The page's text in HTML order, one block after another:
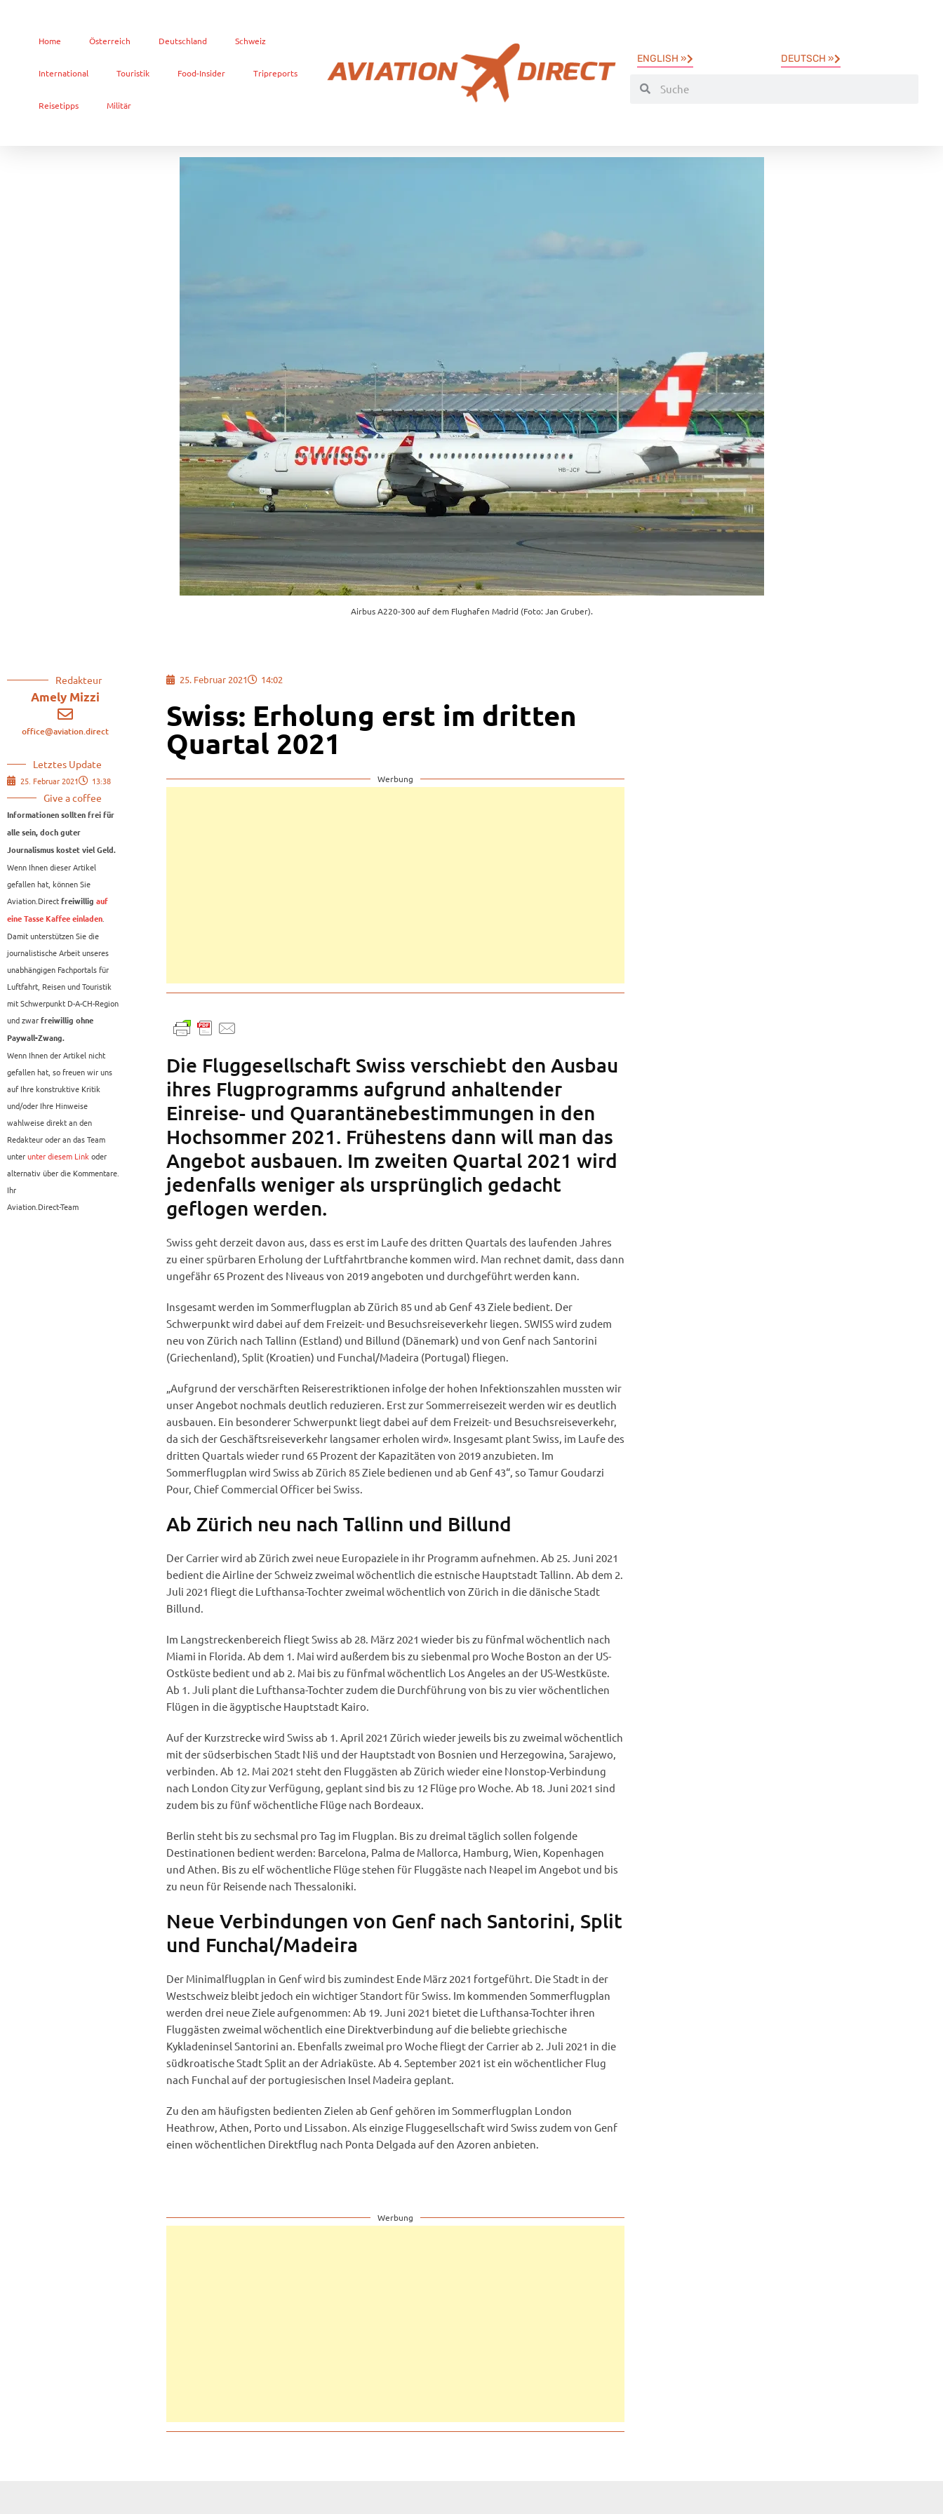
Home Österreich Deutschland Schweiz
International Touristik Food-Insider Tripreports
Reisetipps Militär
ENGLISH » DEUTSCH »
Airbus A220-300 auf dem Flughafen Madrid (Foto: Jan Gruber).
Redakteur
Amely Mizzi
office@aviation.direct
Letztes Update
25. Februar 2021 13:38
Give a coffee
Informationen sollten frei für
alle sein, doch guter
Journalismus kostet viel Geld.
Wenn Ihnen dieser Artikel
gefallen hat, können Sie
Aviation.Direct freiwillig auf
eine Tasse Kaffee einladen.
Damit unterstützen Sie die
journalistische Arbeit unseres
unabhängigen Fachportals für
Luftfahrt, Reisen und Touristik
mit Schwerpunkt D-A-CH-Region
und zwar freiwillig ohne
Paywall-Zwang.
Wenn Ihnen der Artikel nicht
gefallen hat, so freuen wir uns
auf Ihre konstruktive Kritik
und/oder Ihre Hinweise
wahlweise direkt an den
Redakteur oder an das Team
unterunter diesem Linkoder
alternativ über die Kommentare.
Ihr
Aviation.Direct-Team
25. Februar 2021 14:02
Swiss: Erholung erst im dritten
Quartal 2021
Werbung
Die Fluggesellschaft Swiss verschiebt den Ausbau
ihres Flugprogramms aufgrund anhaltender
Einreise- und Quarantänebestimmungen in den
Hochsommer 2021. Frühestens dann will man das
Angebot ausbauen. Im zweiten Quartal 2021 wird
jedenfalls weniger als ursprünglich gedacht
geflogen werden.
Swiss geht derzeit davon aus, dass es erst im Laufe des dritten Quartals des laufenden Jahres
zu einer spürbaren Erholung der Luftfahrtbranche kommen wird. Man rechnet damit, dass dann
ungefähr 65 Prozent des Niveaus von 2019 angeboten und durchgeführt werden kann.
Insgesamt werden im Sommerflugplan ab Zürich 85 und ab Genf 43 Ziele bedient. Der
Schwerpunkt wird dabei auf dem Freizeit- und Besuchsreiseverkehr liegen. SWISS wird zudem
neu von Zürich nach Tallinn (Estland) und Billund (Dänemark) und von Genf nach Santorini
(Griechenland), Split (Kroatien) und Funchal/Madeira (Portugal) fliegen.
„Aufgrund der verschärften Reiserestriktionen infolge der hohen Infektionszahlen mussten wir
unser Angebot nochmals deutlich reduzieren. Erst zur Sommerreisezeit werden wir es deutlich
ausbauen. Ein besonderer Schwerpunkt liegt dabei auf dem Freizeit- und Besuchsreiseverkehr,
da sich der Geschäftsreiseverkehr langsamer erholen wird». Insgesamt plant Swiss, im Laufe des
dritten Quartals wieder rund 65 Prozent der Kapazitäten von 2019 anzubieten. Im
Sommerflugplan wird Swiss ab Zürich 85 Ziele bedienen und ab Genf 43“, so Tamur Goudarzi
Pour, Chief Commercial Officer bei Swiss.
Ab Zürich neu nach Tallinn und Billund
Der Carrier wird ab Zürich zwei neue Europaziele in ihr Programm aufnehmen. Ab 25. Juni 2021
bedient die Airline der Schweiz zweimal wöchentlich die estnische Hauptstadt Tallinn. Ab dem 2.
Juli 2021 fliegt die Lufthansa-Tochter zweimal wöchentlich von Zürich in die dänische Stadt
Billund.
Im Langstreckenbereich fliegt Swiss ab 28. März 2021 wieder bis zu fünfmal wöchentlich nach
Miami in Florida. Ab dem 1. Mai wird außerdem bis zu siebenmal pro Woche Boston an der US-
Ostküste bedient und ab 2. Mai bis zu fünfmal wöchentlich Los Angeles an der US-Westküste.
Ab 1. Juli plant die Lufthansa-Tochter zudem die Durchführung von bis zu vier wöchentlichen
Flügen in die ägyptische Hauptstadt Kairo.
Auf der Kurzstrecke wird Swiss ab 1. April 2021 Zürich wieder jeweils bis zu zweimal wöchentlich
mit der südserbischen Stadt Niš und der Hauptstadt von Bosnien und Herzegowina, Sarajewo,
verbinden. Ab 12. Mai 2021 steht den Fluggästen ab Zürich wieder eine Nonstop-Verbindung
nach London City zur Verfügung, geplant sind bis zu 12 Flüge pro Woche. Ab 18. Juni 2021 sind
zudem bis zu fünf wöchentliche Flüge nach Bordeaux.
Berlin steht bis zu sechsmal pro Tag im Flugplan. Bis zu dreimal täglich sollen folgende
Destinationen bedient werden: Barcelona, Palma de Mallorca, Hamburg, Wien, Kopenhagen
und Athen. Bis zu elf wöchentliche Flüge stehen für Fluggäste nach Neapel im Angebot und bis
zu neun für Reisende nach Thessaloniki.
Neue Verbindungen von Genf nach Santorini, Split
und Funchal/Madeira
Der Minimalflugplan in Genf wird bis zumindest Ende März 2021 fortgeführt. Die Stadt in der
Westschweiz bleibt jedoch ein wichtiger Standort für Swiss. Im kommenden Sommerflugplan
werden drei neue Ziele aufgenommen: Ab 19. Juni 2021 bietet die Lufthansa-Tochter ihren
Fluggästen zweimal wöchentlich eine Direktverbindung auf die beliebte griechische
Kykladeninsel Santorini an. Ebenfalls zweimal pro Woche fliegt der Carrier ab 2. Juli 2021 in die
südkroatische Stadt Split an der Adriaküste. Ab 4. September 2021 ist ein wöchentlicher Flug
nach Funchal auf der portugiesischen Insel Madeira geplant.
Zu den am häufigsten bedienten Zielen ab Genf gehören im Sommerflugplan London
Heathrow, Athen, Porto und Lissabon. Als einzige Fluggesellschaft wird Swiss zudem von Genf
einen wöchentlichen Direktflug nach Ponta Delgada auf den Azoren anbieten.
Werbung